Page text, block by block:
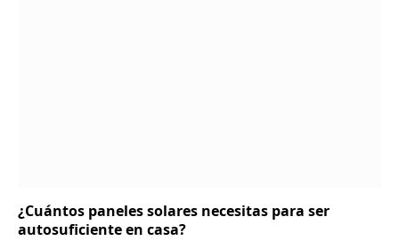
¿Cuántos paneles solares necesitas para ser
autosuficiente en casa?